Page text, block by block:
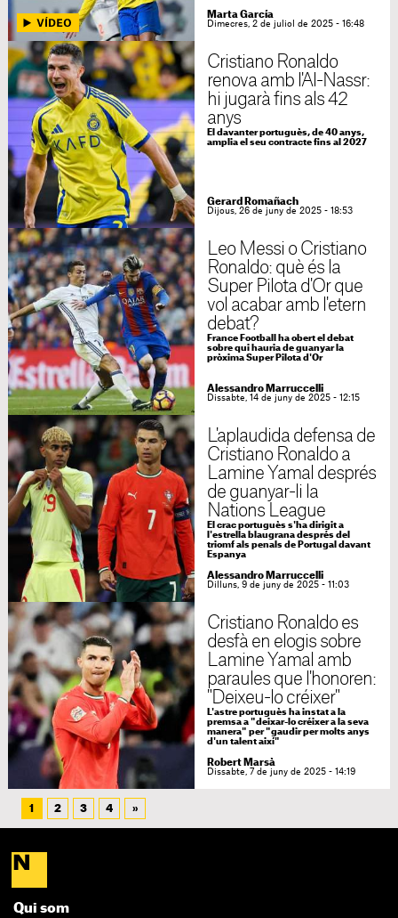
Marta García
Dimecres, 2 de juliol de 2025 - 16:48
Cristiano Ronaldo
renova amb l'Al-Nassr:
hi jugarà fins als 42
anys
El davanter portuguès, de 40 anys,
amplia el seu contracte fins al 2027
Gerard Romañach
Dijous, 26 de juny de 2025 - 18:53
Leo Messi o Cristiano
Ronaldo: què és la
Super Pilota d'Or que
vol acabar amb l'etern
debat?
France Football ha obert el debat
sobre qui hauria de guanyar la
pròxima Super Pilota d'Or
Alessandro Marruccelli
Dissabte, 14 de juny de 2025 - 12:15
L'aplaudida defensa de
Cristiano Ronaldo a
Lamine Yamal després
de guanyar-li la
Nations League
El crac portuguès s'ha dirigit a
l'estrella blaugrana després del
triomf als penals de Portugal davant
Espanya
Alessandro Marruccelli
Dilluns, 9 de juny de 2025 - 11:03
Cristiano Ronaldo es
desfà en elogis sobre
Lamine Yamal amb
paraules que l'honoren:
"Deixeu-lo créixer"
L'astre portuguès ha instat a la
premsa a "deixar-lo créixer a la seva
manera" per "gaudir per molts anys
d'un talent així"
Robert Marsà
Dissabte, 7 de juny de 2025 - 14:19
1 2 3 4 »
Qui som